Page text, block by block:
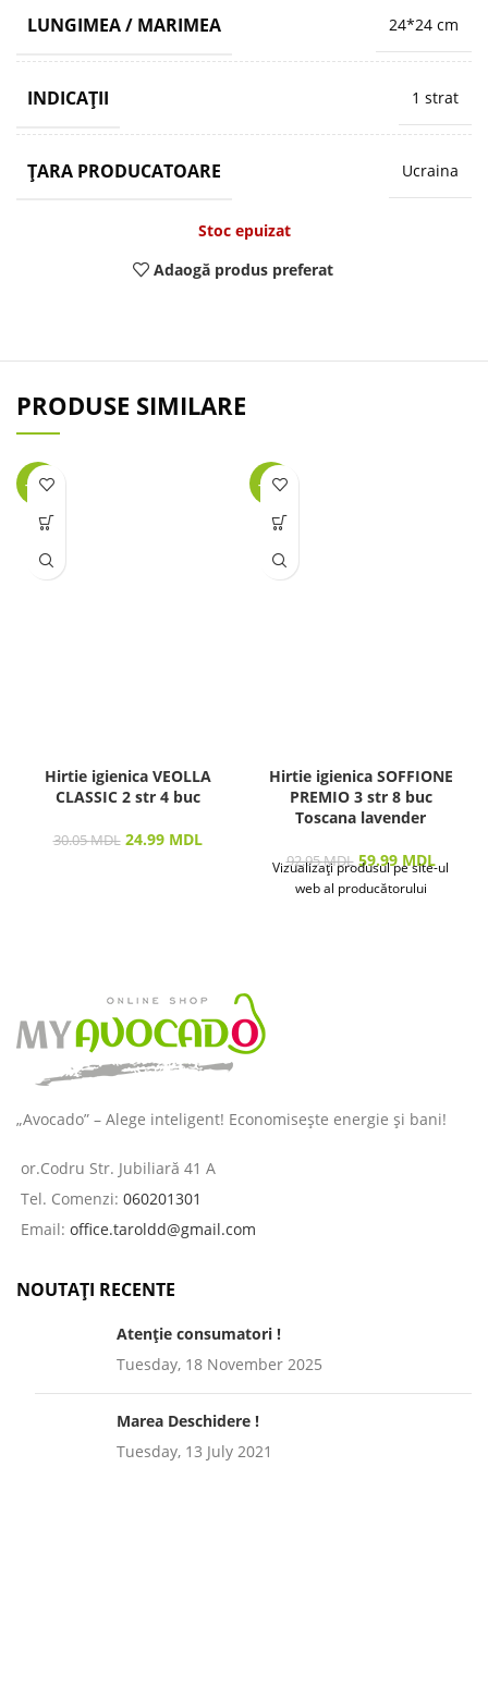
LUNGIMEA / MARIMEA 24*24 cm
INDICAȚII 1 strat
ȚARA PRODUCATOARE Ucraina
Stoc epuizat
Adaogă produs preferat
PRODUSE SIMILARE
-17%
Hirtie igienica VEOLLA
CLASSIC 2 str 4 buc
30.05MDL 24.99 MDL
-35%
Hirtie igienica SOFFIONE
PREMIO 3 str 8 buc
Toscana lavender
92.95MDL 59.99 MDL
Vizualizați produsul pe site-ul
web al producătorului
„Avocado” – Alege inteligent! Economisește energie și bani!
or.Codru Str. Jubiliară 41 A
Tel. Comenzi: 060201301
Email: office.taroldd@gmail.com
NOUTAȚI RECENTE
Atenție consumatori !
Tuesday, 18 November 2025
Marea Deschidere !
Tuesday, 13 July 2021